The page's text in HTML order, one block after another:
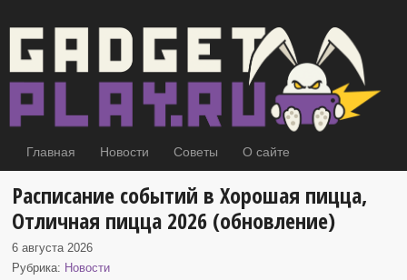
Главная Новости Советы О сайте
Расписание событий в Хорошая пицца,
Отличная пицца 2026 (обновление)
6 августа 2026
Рубрика: Новости